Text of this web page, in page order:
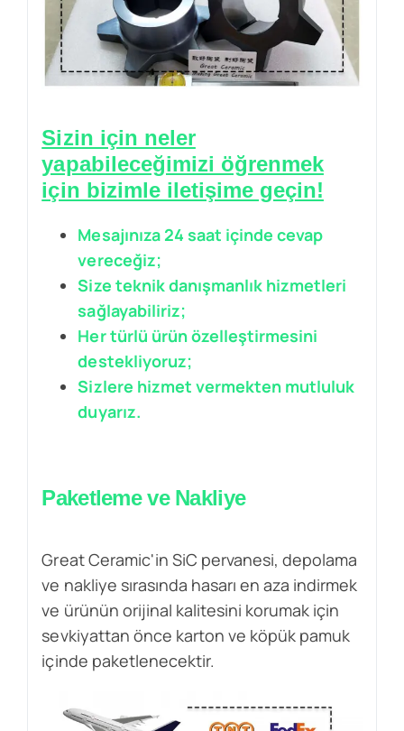
Sizin için neler
yapabileceğimizi öğrenmek
için bizimle iletişime geçin!
Mesajınıza 24 saat içinde cevap
vereceğiz;
Size teknik danışmanlık hizmetleri
sağlayabiliriz;
Her türlü ürün özelleştirmesini
destekliyoruz;
Sizlere hizmet vermekten mutluluk
duyarız.
Paketleme ve Nakliye
Great Ceramic'in SiC pervanesi, depolama
ve nakliye sırasında hasarı en aza indirmek
ve ürünün orijinal kalitesini korumak için
sevkiyattan önce karton ve köpük pamuk
içinde paketlenecektir.